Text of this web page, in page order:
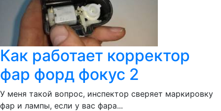
Как работает корректор
фар форд фокус 2
У меня такой вопрос, инспектор сверяет маркировку
фар и лампы, если у вас фара...